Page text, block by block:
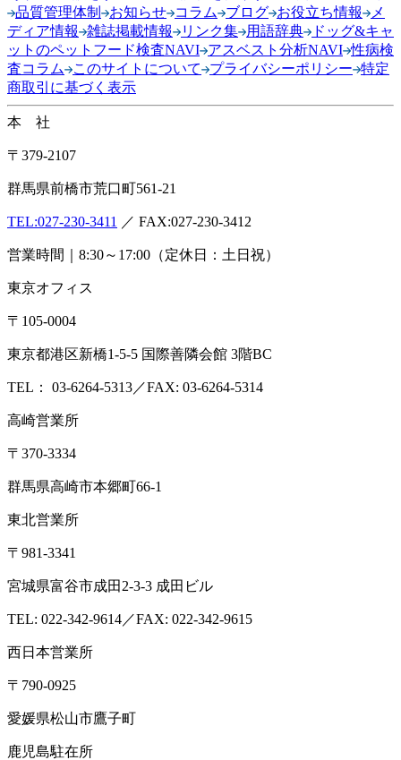
品質管理体制
お知らせ コラム ブログ お役立ち情報
メ
ディア情報
雑誌掲載情報 リンク集 用語辞典
ドッグ&キャ
ットのペットフード検査NAVI アスベスト分析NAVI 性病検
査コラム
このサイトについて プライバシーポリシー 特定
商取引に基づく表示
本 社
〒379-2107
群馬県前橋市荒口町561-21
TEL:027-230-3411 ／ FAX:027-230-3412
営業時間｜8:30～17:00（定休日：土日祝）
東京オフィス
〒105-0004
東京都港区新橋1-5-5 国際善隣会館 3階BC
TEL： 03-6264-5313／FAX: 03-6264-5314
高崎営業所
〒370-3334
群馬県高崎市本郷町66-1
東北営業所
〒981-3341
宮城県富谷市成田2-3-3 成田ビル
TEL: 022-342-9614／FAX: 022-342-9615
西日本営業所
〒790-0925
愛媛県松山市鷹子町
鹿児島駐在所